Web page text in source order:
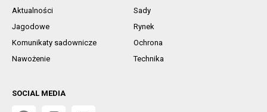
Aktualności
Sady
Jagodowe
Rynek
Komunikaty sadownicze
Ochrona
Nawożenie
Technika
SOCIAL MEDIA